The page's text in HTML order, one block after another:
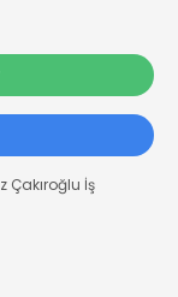
Çakıroğlu İş